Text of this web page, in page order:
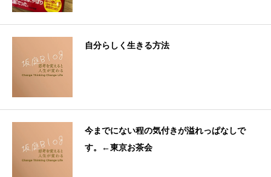
自分らしく生きる方法
今までにない程の気付きが溢れっぱなしで
す。←東京お茶会